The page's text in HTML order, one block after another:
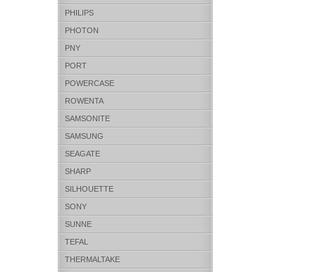
PHILIPS
PHOTON
PNY
PORT
POWERCASE
ROWENTA
SAMSONITE
SAMSUNG
SEAGATE
SHARP
SILHOUETTE
SONY
SUNNE
TEFAL
THERMALTAKE